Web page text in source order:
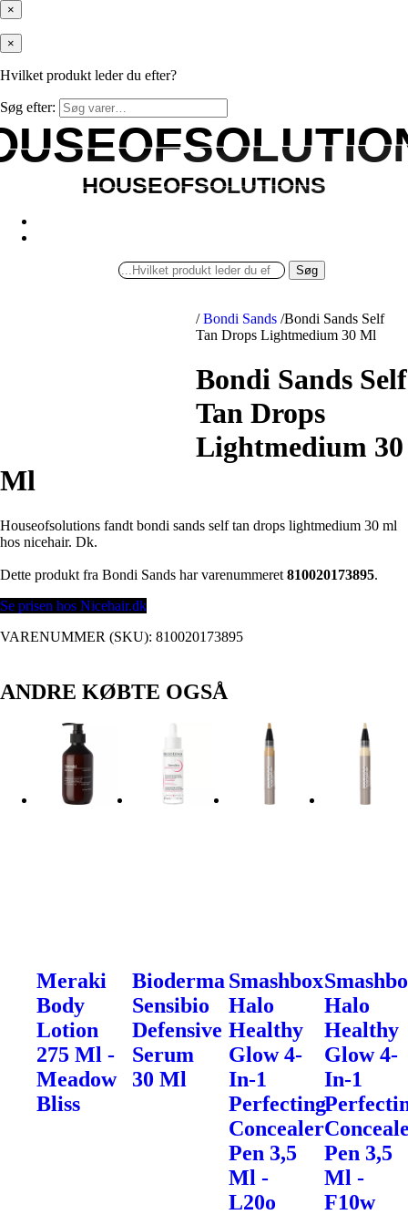
×
×
Hvilket produkt leder du efter?
Søg efter:
HOUSEOFSOLUTIONS
HOUSEOFSOLUTIONS
Søg
/ Bondi Sands /Bondi Sands Self
Tan Drops Lightmedium 30 Ml
Bondi Sands Self
Tan Drops
Lightmedium 30
Ml
Houseofsolutions fandt bondi sands self tan drops lightmedium 30 ml
hos nicehair. Dk.
Dette produkt fra Bondi Sands har varenummeret 810020173895.
Se prisen hos Nicehair.dk
VARENUMMER (SKU): 810020173895
ANDRE KØBTE OGSÅ
Meraki
Body
Lotion
275 Ml -
Meadow
Bliss
Bioderma
Sensibio
Defensive
Serum
30 Ml
Smashbox
Halo
Healthy
Glow 4-
In-1
Perfecting
Concealer
Pen 3,5
Ml -
L20o
Halo
Healthy
Glow 4-
In-1
Pen 3,5
Ml -
F10w